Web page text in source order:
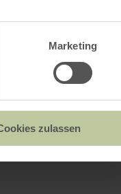
Marketing
zulassen